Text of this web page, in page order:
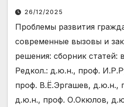
26/12/2025
Проблемы развития
современные вызовы и
решения: сборник статей:
Редкол.: д.ю.н., проф.
проф. В.Ё.Эргашев, д.ю.н.,
д.ю.н., проф. О.Окюлов,